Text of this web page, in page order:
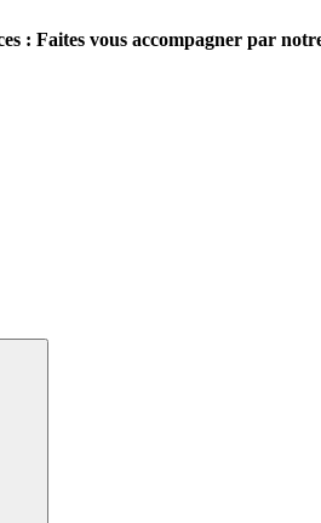
: Faites vous accompagner par